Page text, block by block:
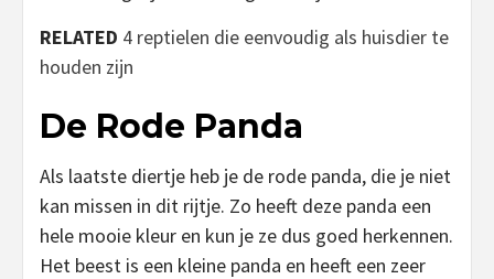
RELATED 4 reptielen die eenvoudig als huisdier te
houden zijn
De Rode Panda
Als laatste diertje heb je de rode panda, die je niet
kan missen in dit rijtje. Zo heeft deze panda een
hele mooie kleur en kun je ze dus goed herkennen.
Het beest is een kleine panda en heeft een zeer